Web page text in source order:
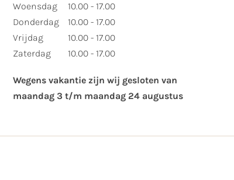
Woensdag
Donderdag
Vrijdag
Zaterdag
10.00 - 17.00
10.00 - 17.00
10.00 - 17.00
10.00 - 17.00
Wegens vakantie zijn wij gesloten van ​
maandag 3 t/m maandag 24 augustus